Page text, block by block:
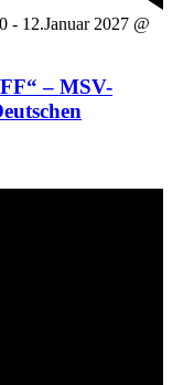
- 12.Januar 2027 @
– MSV-